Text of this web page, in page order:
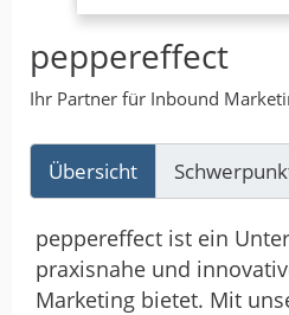
peppereffect
Ihr Partner für Inbound
Übersicht
peppereffect ist ein
praxisnahe und
Marketing bietet. Mit